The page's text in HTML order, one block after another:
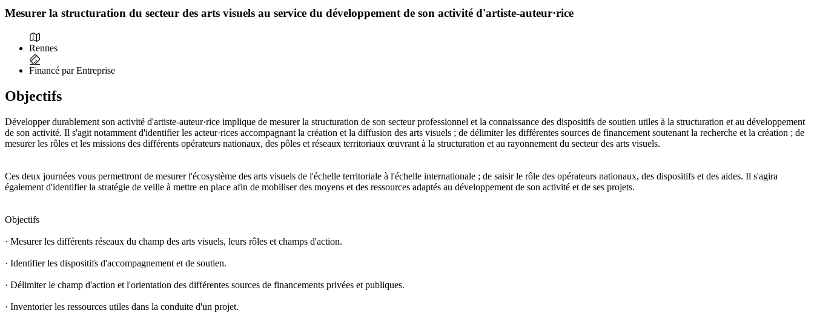
Mesurer la structuration du secteur des arts visuels au service du développement de son activité d'artiste-auteur·rice
Rennes
Financé par Entreprise
Objectifs
Développer durablement son activité d'artiste-auteur·rice implique de mesurer la structuration de son secteur professionnel et la connaissance des dispositifs de soutien utiles à la structuration et au développement
de son activité. Il s'agit notamment d'identifier les acteur·rices accompagnant la création et la diffusion des arts visuels ; de délimiter les différentes sources de financement soutenant la recherche et la création ; de
mesurer les rôles et les missions des différents opérateurs nationaux, des pôles et réseaux territoriaux œuvrant à la structuration et au rayonnement du secteur des arts visuels.
Ces deux journées vous permettront de mesurer l'écosystème des arts visuels de l'échelle territoriale à l'échelle internationale ; de saisir le rôle des opérateurs nationaux, des dispositifs et des aides. Il s'agira
également d'identifier la stratégie de veille à mettre en place afin de mobiliser des moyens et des ressources adaptés au développement de son activité et de ses projets.
Objectifs
· Mesurer les différents réseaux du champ des arts visuels, leurs rôles et champs d'action.
· Identifier les dispositifs d'accompagnement et de soutien.
· Délimiter le champ d'action et l'orientation des différentes sources de financements privées et publiques.
· Inventorier les ressources utiles dans la conduite d'un projet.